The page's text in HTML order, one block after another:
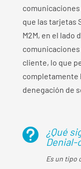
comunicaciones
que las tarjetas
M2M, en el lado
cliente, lo que
completamente
denegación de

¿Qué
Denial-
Es un tipo